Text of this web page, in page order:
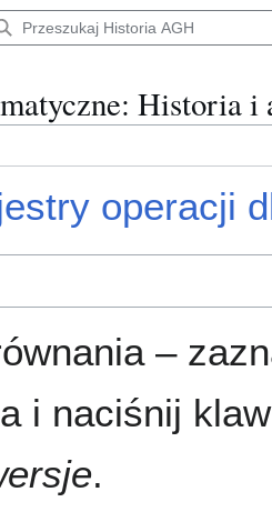
: Historia i
operacji
–
i naciśnij
.